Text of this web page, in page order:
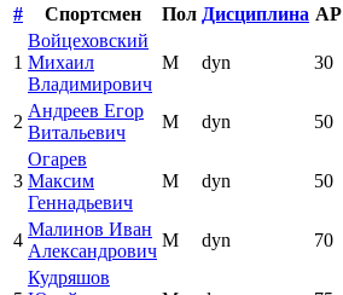
#
Спортсмен Пол Дисциплина AP
1
Войцеховский
Михаил
Владимирович
М dyn 30
2
Андреев Егор
Витальевич
М dyn 50
3
Огарев
Максим
Геннадьевич
М dyn 50
4
Малинов Иван
Александрович
М dyn 70
Кудряшов